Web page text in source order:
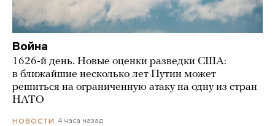
Война
1626-й день. Новые оценки разведки США:
в ближайшие несколько лет Путин может
решиться на ограниченную атаку на одну из стран
НАТО
НОВОСТИ 4 часа назад